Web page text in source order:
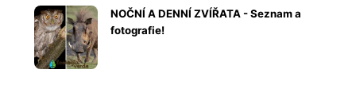
NOČNÍ A DENNÍ ZVÍŘATA - Seznam a
fotografie!